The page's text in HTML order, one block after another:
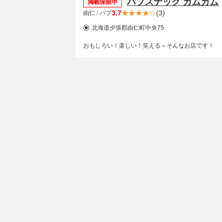
掲載保留中
由仁 /パブ3.7 (3)
北海道夕張郡由仁町中央75
おもしろい！楽しい！笑える～そんなお店です！